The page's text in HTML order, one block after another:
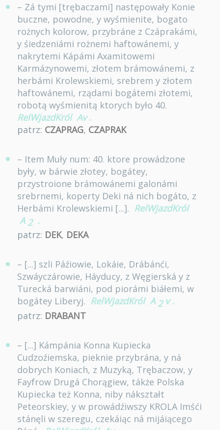
– Zá tymi [trębaczami] następowały Konie
buczne, powodne, y wyśmienite, bogato
rożnych kolorow, przybráne z Czáprakámi,
y śiedzeniámi rożnemi haftowánemi, y
nakrytemi Kápámi Axamitowemi
Karmázynowemi, złotem brámowánemi, z
herbámi Krolewskiemi, srebrem y złotem
haftowánemi, rządami bogátemi złotemi,
robotą wyśmienitą ktorych było 40.
RelWjazdKról Av .
patrz: CZAPRAG, CZAPRAK
– Item Muły num: 40. ktore prowádzone
były, w bárwie złotey, bogátey,
przystroione brámowánemi galonámi
srebrnemi, koperty Deki ná nich bogáto, z
Herbámi Krolewskiemi [...]. RelWjazdKról
A 2 .
patrz: DEK, DEKA
– [...] szli Páźiowie, Lokáie, Drábánći,
Szwáyczárowie, Háyducy, z Węgierská y z
Turecká barwiáni, pod piorámi biáłemi, w
bogátey Liberyj. RelWjazdKról A 2 v .
patrz: DRABANT
– [...] Kámpánia Konna Kupiecka
Cudzoźiemska, pieknie przybrána, y ná
dobrych Koniach, z Muzyką, Trębaczow, y
Fayfrow Drugá Chorągiew, tákże Polska
Kupiecka też Konna, niby nákształt
Peteorskiey, y w prowádźiwszy KROLA Imśći
stánęli w szeregu, czekáiąc ná mijáiącego